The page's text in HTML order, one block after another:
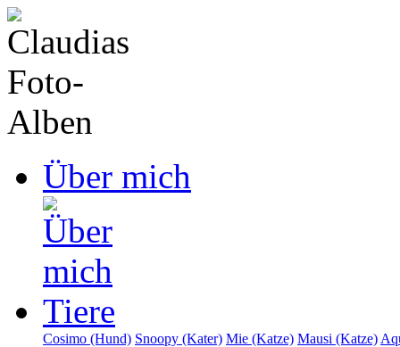
Über mich
Tiere
Cosimo (Hund) Snoopy (Kater) Mie (Katze) Mausi (Katze)